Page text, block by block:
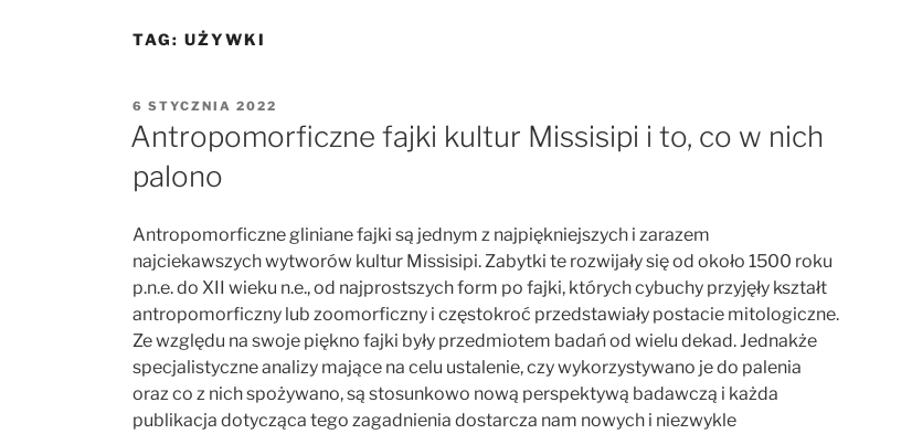
TAG: UŻYWKI
OPUBLIKOWANE
W
6 STYCZNIA 2022
Antropomorficzne fajki kultur Missisipi i to, co w nich
palono
Antropomorficzne gliniane fajki są jednym z najpiękniejszych i zarazem
najciekawszych wytworów kultur Missisipi. Zabytki te rozwijały się od około 1500 roku
p.n.e. do XII wieku n.e., od najprostszych form po fajki, których cybuchy przyjęły kształt
antropomorficzny lub zoomorficzny i częstokroć przedstawiały postacie mitologiczne.
Ze względu na swoje piękno fajki były przedmiotem badań od wielu dekad. Jednakże
specjalistyczne analizy mające na celu ustalenie, czy wykorzystywano je do palenia
oraz co z nich spożywano, są stosunkowo nową perspektywą badawczą i każda
publikacja dotycząca tego zagadnienia dostarcza nam nowych i niezwykle